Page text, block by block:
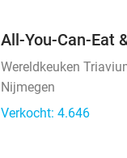
All-You-Can-Eat
Wereldkeuken
Nijmegen
Verkocht: 4.646